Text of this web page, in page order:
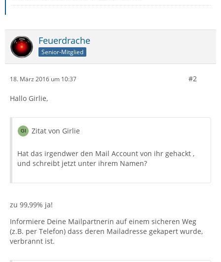
Feuerdrache
Senior-Mitglied
18. März 2016 um 10:37 #2
Hallo Girlie,
Zitat von Girlie
Hat das irgendwer den Mail Account von ihr gehackt ,
und schreibt jetzt unter ihrem Namen?
zu 99,99% ja!
Informiere Deine Mailpartnerin auf einem sicheren Weg
(z.B. per Telefon) dass deren Mailadresse gekapert wurde,
verbrannt ist.